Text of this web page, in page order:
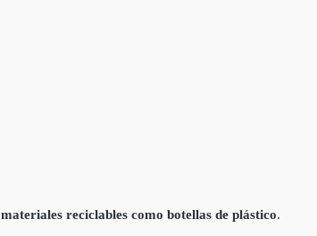
materiales reciclables como botellas de plástico.